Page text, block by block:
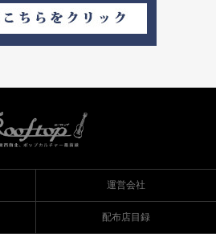
運営会社
配布店目録